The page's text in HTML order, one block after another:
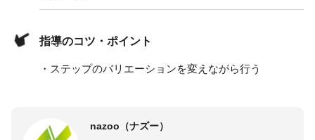
指導のコツ・ポイント
・ステップのバリエーションを変えながら行う
nazoo（ナズー）